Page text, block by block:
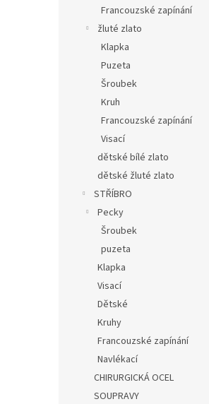
Francouzské zapínání
žluté zlato
Klapka
Puzeta
Šroubek
Kruh
Francouzské zapínání
Visací
dětské bílé zlato
dětské žluté zlato
STŘÍBRO
Pecky
Šroubek
puzeta
Klapka
Visací
Dětské
Kruhy
Francouzské zapínání
Navlékací
CHIRURGICKÁ OCEL
SOUPRAVY